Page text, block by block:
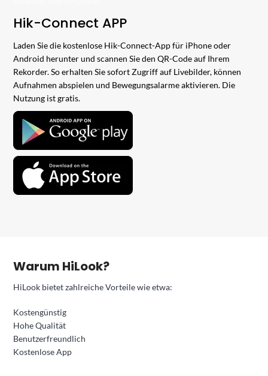
Hik-Connect APP
Laden Sie die kostenlose Hik-Connect-App für iPhone oder
Android herunter und scannen Sie den QR-Code auf Ihrem
Rekorder. So erhalten Sie sofort Zugriff auf Livebilder, können
Aufnahmen abspielen und Bewegungsalarme aktivieren. Die
Nutzung ist gratis.
Warum HiLook?
HiLook bietet zahlreiche Vorteile wie etwa:
Kostengünstig
Hohe Qualität
Benutzerfreundlich
Kostenlose App